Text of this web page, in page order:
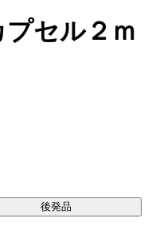
セル２ｍ
後発品